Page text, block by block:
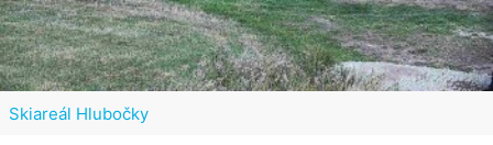
Skiareál Hlubočky